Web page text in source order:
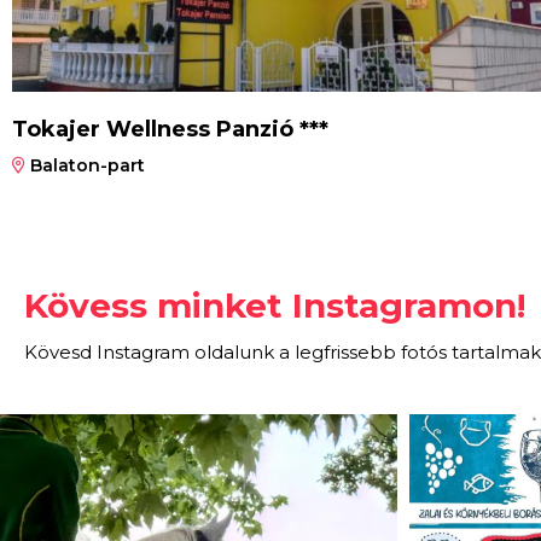
Tokajer Wellness Panzió ***
Balaton-part
Kövess minket Instagramon!
Kövesd Instagram oldalunk a legfrissebb fotós